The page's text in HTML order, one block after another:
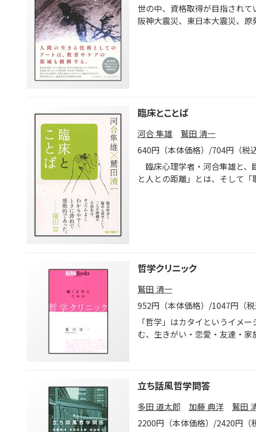
世の中、資格取得が目指されて
阪神大震災、東日本大震災、原
*
芸術から生活技術まで、スキル
予兆を手探りする。これからの
学者の注目の刺激的評論エッセ
*
1 「社会」の手前で
2 巻き込み 小森はるか／瀬尾
おわりに（「目次」から）
臨床とことば
河合 隼雄
鷲田 清一
640円（本体価格）/704円（税
臨床心理学者・河合隼雄と、
と人との距離」とは、そして
哲学クリニック
鷲田 清一
952円（本体価格）/1047円（税
「哲学」はカタイというイメ
む、生きがい・恋愛・友達・家
立ち話風哲学問答
多田 道太郎 加藤 典洋
鷲田
2200円（本体価格）/2420円（